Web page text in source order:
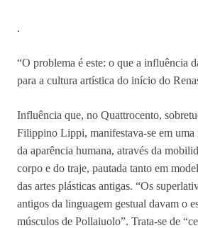
.
“O problema é este: o que a influência
para a cultura artística do início do
Influência que, no Quattrocento,
Filippino Lippi, manifestava-se em uma
da aparência humana, através da
corpo e do traje, pautada tanto em
das artes plásticas antigas. “Os
antigos da linguagem gestual davam o
músculos de Pollaiuolo”. Trata-se de